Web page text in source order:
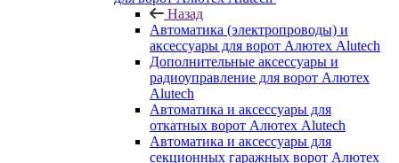
Назад
Автоматика (электропроводы) и
аксессуары для ворот Алютех Alutech
Дополнительные аксессуары и
радиоуправление для ворот Алютех
Alutech
Автоматика и аксессуары для
откатных ворот Алютех Alutech
Автоматика и аксессуары для
секционных гаражных ворот Алютех